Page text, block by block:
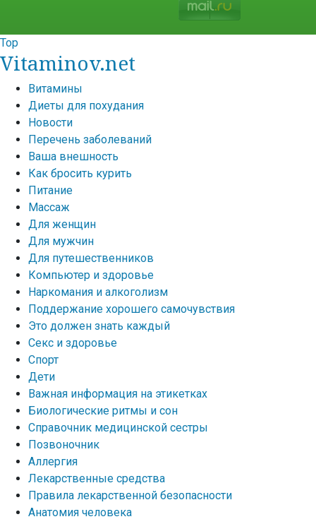
Top
Vitaminov.net
Витамины
Диеты для похудания
Новости
Перечень заболеваний
Ваша внешность
Как бросить курить
Питание
Массаж
Для женщин
Для мужчин
Для путешественников
Компьютер и здоровье
Наркомания и алкоголизм
Поддержание хорошего самочувствия
Это должен знать каждый
Секс и здоровье
Спорт
Дети
Важная информация на этикетках
Биологические ритмы и сон
Справочник медицинской сестры
Позвоночник
Аллергия
Лекарственные средства
Правила лекарственной безопасности
Aнатомия человека